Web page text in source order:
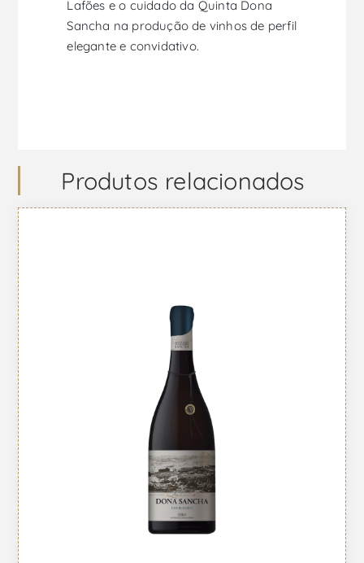
Lafões e o cuidado da Quinta Dona
Sancha na produção de vinhos de perfil
elegante e convidativo.
Produtos relacionados